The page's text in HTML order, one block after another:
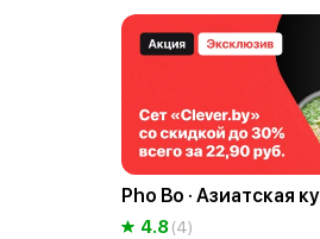
Pho Bo · Азиатская
4.8(4)